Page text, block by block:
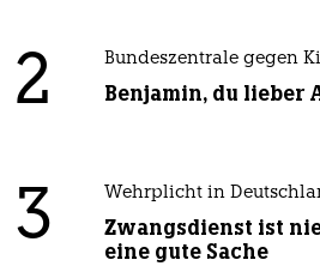
2 Bundeszentrale gegen
Benjamin, du lieber
3 Wehrplicht in
Zwangsdienst ist
eine gute Sache